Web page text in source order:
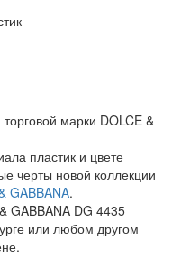
марки DOLCE &
пластик и цвете
черты новой коллекции
GABBANA.
GABBANA DG 4435
или любом другом